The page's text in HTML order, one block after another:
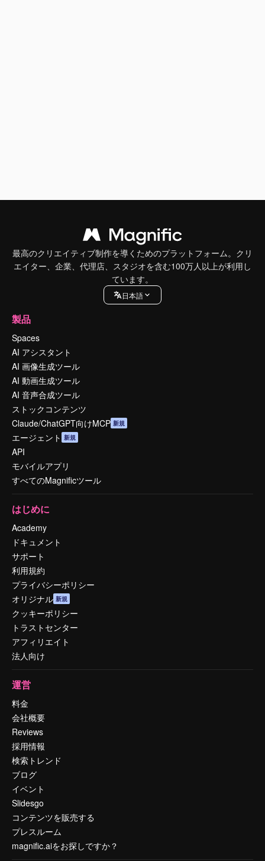
最高のクリエイティブ制作を導くためのプラットフォーム。クリ
エイター、企業、代理店、スタジオを含む100万人以上が利用し
ています。
日本語
製品
Spaces
AI アシスタント
AI 画像生成ツール
AI 動画生成ツール
AI 音声合成ツール
ストックコンテンツ
Claude/ChatGPT向けMCP 新規
エージェント 新規
API
モバイルアプリ
すべてのMagnificツール
はじめに
Academy
ドキュメント
サポート
利用規約
プライバシーポリシー
オリジナル 新規
クッキーポリシー
トラストセンター
アフィリエイト
法人向け
運営
料金
会社概要
Reviews
採用情報
検索トレンド
ブログ
イベント
Slidesgo
コンテンツを販売する
プレスルーム
magnific.aiをお探しですか？